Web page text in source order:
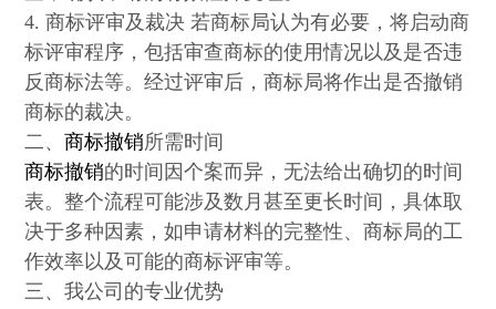
4. 商标评审及裁决 若商标局认为有必要，将启动商
标评审程序，包括审查商标的使用情况以及是否违
反商标法等。经过评审后，商标局将作出是否撤销
商标的裁决。
二、商标撤销所需时间
商标撤销的时间因个案而异，无法给出确切的时间
表。整个流程可能涉及数月甚至更长时间，具体取
决于多种因素，如申请材料的完整性、商标局的工
作效率以及可能的商标评审等。
三、我公司的专业优势